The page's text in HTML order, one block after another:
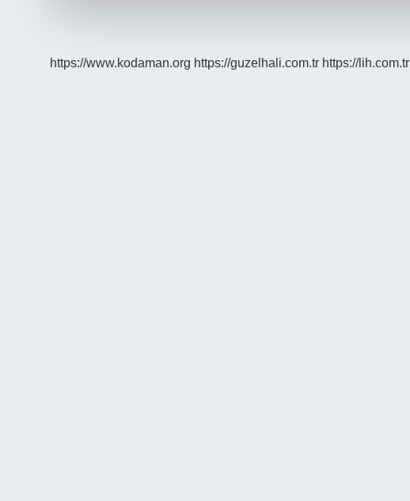
https://www.kodaman.org https://guzelhali.com.tr https://lih.com.tr